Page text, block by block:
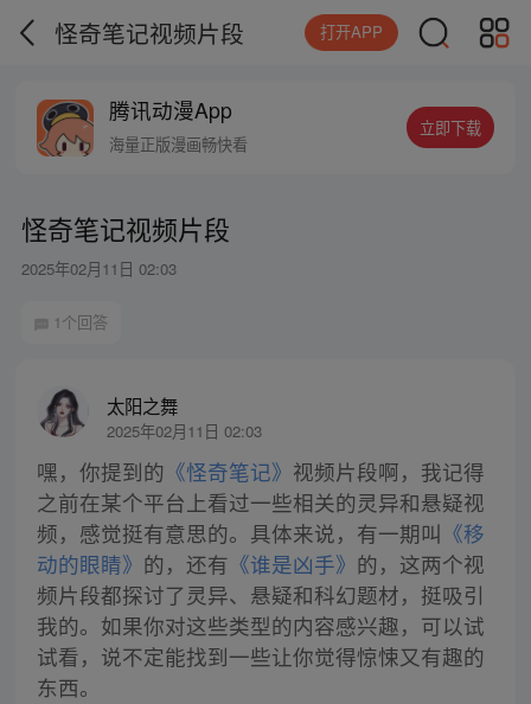
怪奇笔记视频片段 打开APP
腾讯动漫App
海量正版漫画畅快看
立即下载
怪奇笔记视频片段
2025年02月11日 02:03
1个回答
太阳之舞
2025年02月11日 02:03
嘿，你提到的 《怪奇笔记》 视频片段啊，我记得
之前在某个平台上看过一些相关的灵异和悬疑视
频，感觉挺有意思的。具体来说，有一期叫 《移
动的眼睛》 的，还有 《谁是凶手》 的，这两个视
频片段都探讨了灵异、悬疑和科幻题材，挺吸引
我的。如果你对这些类型的内容感兴趣，可以试
试看，说不定能找到一些让你觉得惊悚又有趣的
东西。